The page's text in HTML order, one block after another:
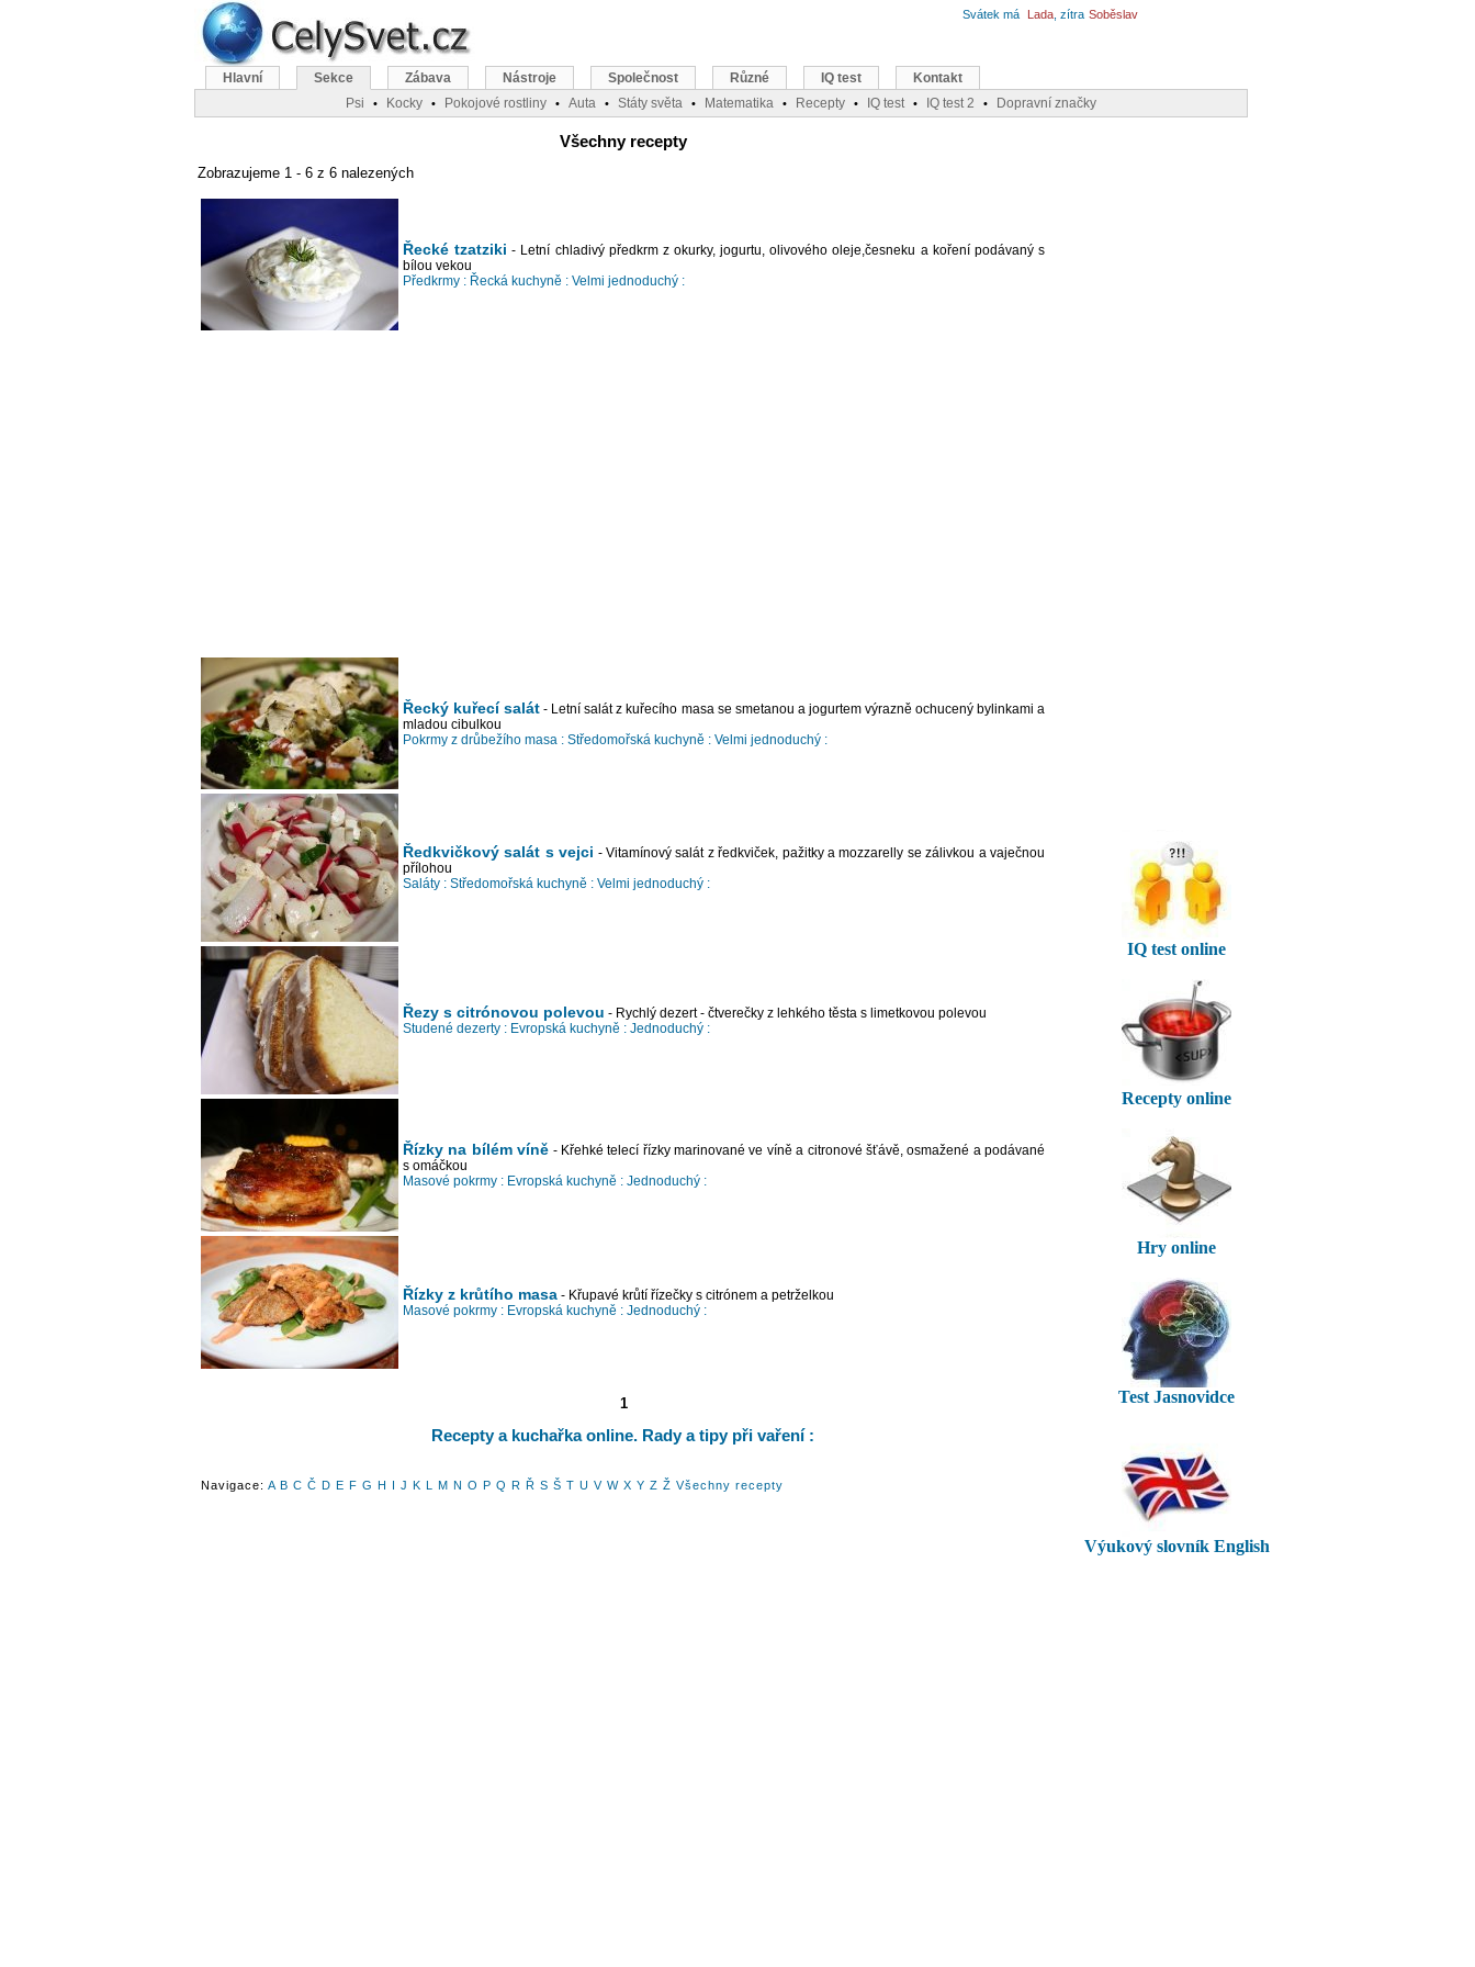
Všechny recepty
Zobrazujeme 1 - 6 z 6 nalezených
Řecké tzatziki - Letní chladivý předkrm z okurky, jogurtu, olivového oleje,česneku a koření podávaný s
bílou vekou
Předkrmy : Řecká kuchyně : Velmi jednoduchý :
Řecký kuřecí salát - Letní salát z kuřecího masa se smetanou a jogurtem výrazně ochucený bylinkami a
mladou cibulkou
Pokrmy z drůbežího masa : Středomořská kuchyně : Velmi jednoduchý :
Ředkvičkový salát s vejci - Vitamínový salát z ředkviček, pažitky a mozzarelly se zálivkou a vaječnou
přílohou
Saláty : Středomořská kuchyně : Velmi jednoduchý :
Řezy s citrónovou polevou - Rychlý dezert - čtverečky z lehkého těsta s limetkovou polevou
Studené dezerty : Evropská kuchyně : Jednoduchý :
Řízky na bílém víně - Křehké telecí řízky marinované ve víně a citronové šťávě, osmažené a podávané
s omáčkou
Masové pokrmy : Evropská kuchyně : Jednoduchý :
Řízky z krůtího masa - Křupavé krůtí řízečky s citrónem a petrželkou
Masové pokrmy : Evropská kuchyně : Jednoduchý :
1
Recepty a kuchařka online. Rady a tipy při vaření :
Navigace: A B C Č D E F G H I J K L M N O P Q R Ř S Š T U V W X Y Z Ž Všechny recepty
IQ test online
Recepty online
Hry online
Test Jasnovidce
Výukový slovník English
Svátek má Lada , zítra Soběslav
Hlavní Sekce Zábava Nástroje Společnost Různé IQ test
Kontakt
Psi
• Kocky • Pokojové rostliny • Auta • Státy světa • Matematika • Recepty • IQ test • IQ test 2 • Dopravní značky